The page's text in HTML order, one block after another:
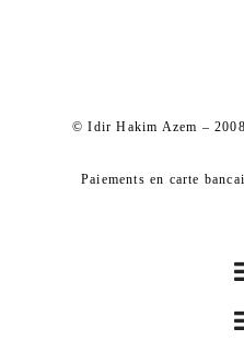
© Idir Hakim Azem –
Paiements en carte